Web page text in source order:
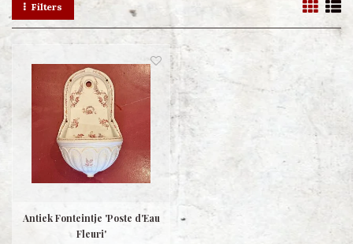
Filters
Antiek Fonteintje 'Poste d'Eau
Fleuri'